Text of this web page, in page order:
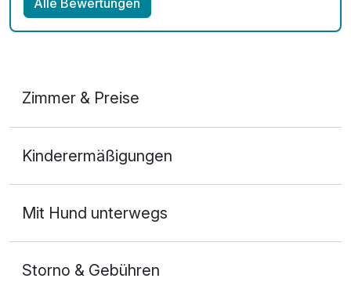
Zimmer & Preise
2 Erwachsene
Kinderermäßigungen
Mit Hund unterwegs
Storno & Gebühren